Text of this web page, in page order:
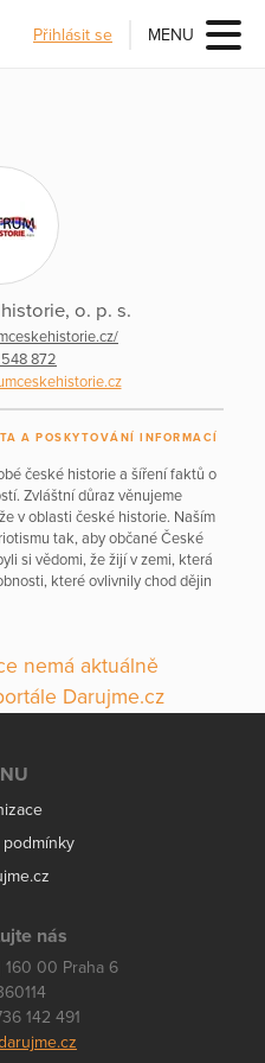
Přihlásit se MENU
o. p. s.
872
A POSKYTOVÁNÍ INFORMACÍ
české historie a šíření faktů o
Zvláštní důraz věnujeme
v oblasti české historie. Naším
tak, aby občané České
si vědomi, že žijí v zemi, která
které ovlivnily chod dějin
nemá aktuálně
Darujme.cz
podmínky
nás
00 Praha 6
142 491